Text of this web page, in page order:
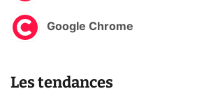
Google Chrome
Les tendances